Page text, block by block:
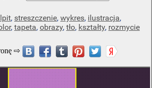
, streszczenie, wykres, ilustracja,
, tapeta, obrazy, tło, kształty, rozmycie